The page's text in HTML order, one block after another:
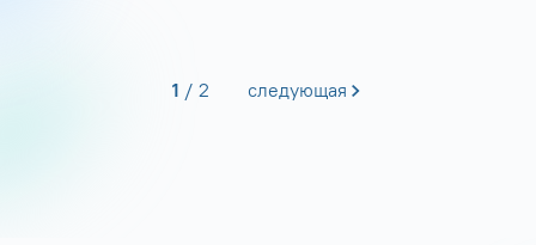
1 2 следующая